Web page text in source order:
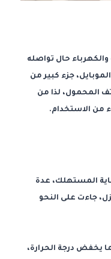
حال تواصله
جزء كبير من
المحمول، لذا من
من الاستخدام.
المستهلك، عدة
جاءت على النحو
يخفض درجة الحرارة،